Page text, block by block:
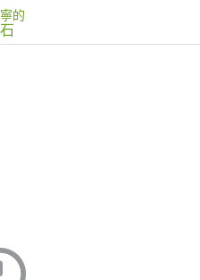
的